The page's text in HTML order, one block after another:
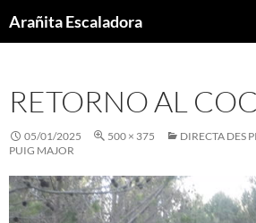
toArañita Escaladora
RETORNO AL
05/01/2025 500 × 375
DIRECTA DES
PUIG MAJOR